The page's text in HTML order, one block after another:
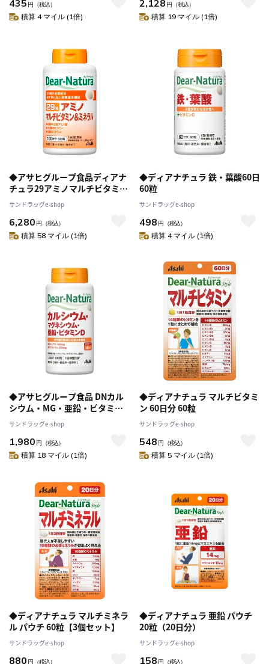
435 円 （税込）
積算 4 マイル (1倍)
2,128 円 （税込）
積算 19 マイル (1倍)
◆アサヒグループ食品ディアナ
チュラ29アミノマルチビタミン
&ミネラル300粒(100日)【3個
セット】
サンドラッグe-shop
6,280 円 （税込）
積算 58 マイル (1倍)
◆ディアナチュラ 鉄・葉酸60日
60粒
サンドラッグe-shop
498 円 （税込）
積算 4 マイル (1倍)
◆アサヒグループ食品 DNカル
シウム・MG・亜鉛・ビタミン
D30日 180粒【3個セット】
サンドラッグe-shop
1,980 円 （税込）
積算 18 マイル (1倍)
◆ディアナチュラ マルチビタミ
ン 60日分 60粒
サンドラッグe-shop
548 円 （税込）
積算 5 マイル (1倍)
◆ディアナチュラ マルチミネラ
ル パウチ 60粒【3個セット】
サンドラッグe-shop
880 円 （税込）
◆ディアナチュラ 亜鉛 パウチ
20粒（20日分）
サンドラッグe-shop
158 円 （税込）